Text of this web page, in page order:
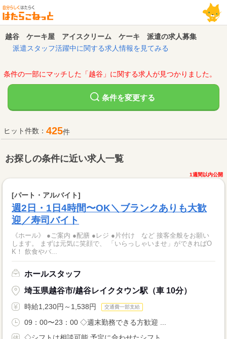
越谷 ケーキ屋 アイスクリーム ケーキ 派遣の求人募集
派遣スタッフ活躍中に関する求人情報を見てみる
条件の一部にマッチした「越谷」に関する求人が見つかりました。
条件を変更する
ヒット件数： 425件
お探しの条件に近い求人一覧
1週間以内公開
[パート・アルバイト]
週2日・1日4時間〜OK＼ブランクありも大歓
迎／寿司バイト
《ホール》 ●ご案内 ●配膳 ●レジ ●片付け など 接客全般をお願い
します。 まずは元気に笑顔で、 「いらっしゃいませ」ができればO
K！ 飲食やバ...
ホールスタッフ
埼玉県越谷市/越谷レイクタウン駅（車 10分）
時給1,230円～1,538円 交通費一部支給
09：00〜23：00 ◇週末勤務できる方歓迎 ...